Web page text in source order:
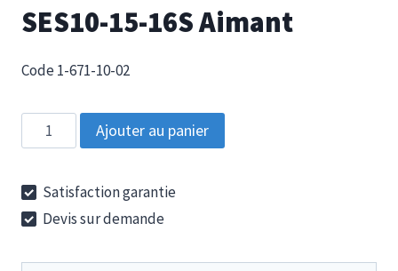
SES10-15-16S Aimant
Code 1-671-10-02
quantité
de
15-
16S
Ajouter au panier
Satisfaction garantie
Devis sur demande